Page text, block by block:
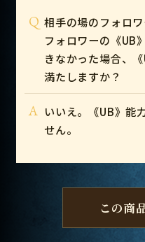
Q 相手の場のフォロ
フォロワーの《UB
きなかった場合、
満たしますか？
A いいえ。《UB》能
せん。
この商